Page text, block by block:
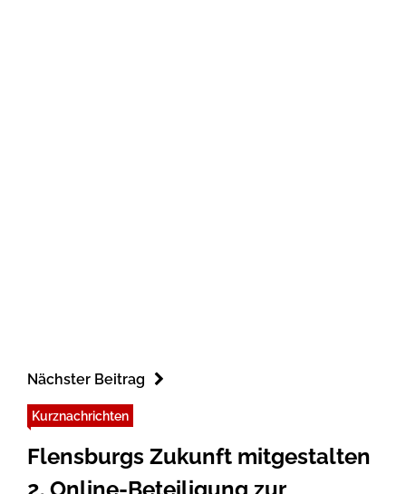
Nächster Beitrag
Kurznachrichten
Flensburgs Zukunft mitgestalten